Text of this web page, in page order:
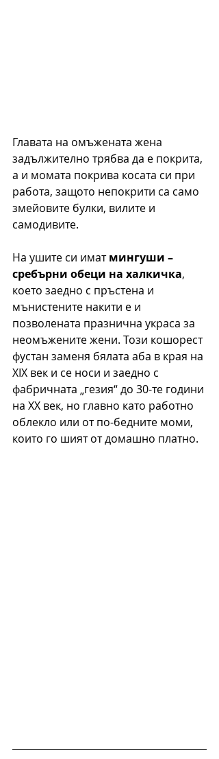
Главата на омъжената жена
задължително трябва да е покрита,
а и момата покрива косата си при
работа, защото непокрити са само
змейовите булки, вилите и
самодивите.
На ушите си имат мингуши –
сребърни обеци на халкичка,
което заедно с пръстена и
мънистените накити е и
позволената празнична украса за
неомъжените жени. Този кошорест
фустан заменя бялата аба в края на
ХIX век и се носи и заедно с
фабричната „гезия“ до 30-те години
на ХХ век, но главно като работно
облекло или от по-бедните моми,
които го шият от домашно платно.